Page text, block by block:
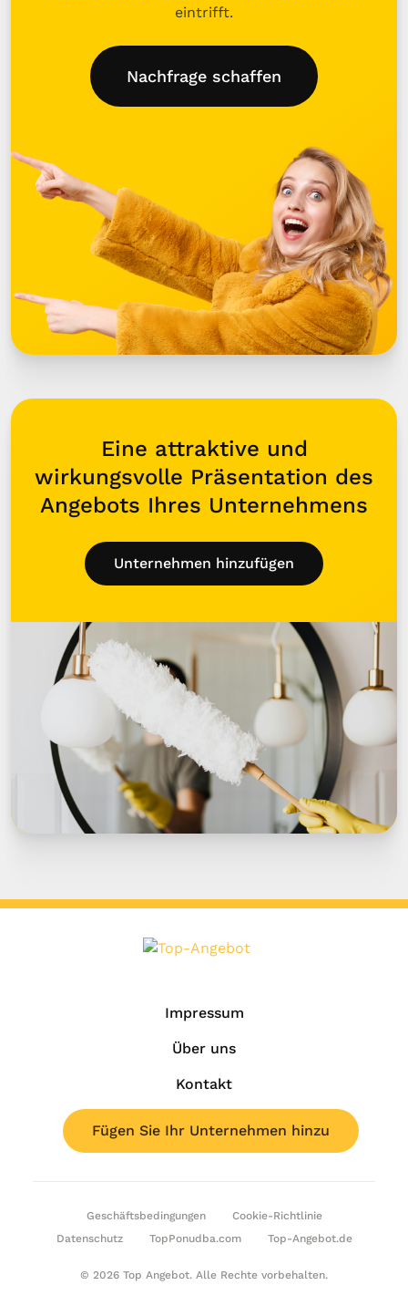
eintrifft.
Nachfrage schaffen
Eine attraktive und
wirkungsvolle Präsentation des
Angebots Ihres Unternehmens
Unternehmen hinzufügen
Impressum
Über uns
Kontakt
Fügen Sie Ihr Unternehmen hinzu
Geschäftsbedingungen
Cookie-Richtlinie
Datenschutz
TopPonudba.com Top-Angebot.de
© 2026 Top Angebot. Alle Rechte vorbehalten.